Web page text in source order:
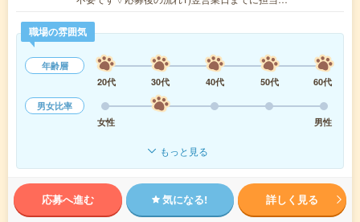
職場の雰囲気
年齢層
20代
30代 40代 50代
60代
男女比率
女性
男性
もっと見る
応募へ進む 気になる! 詳しく見る